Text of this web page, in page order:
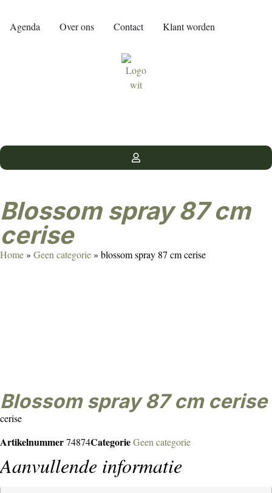
Agenda Over ons Contact Klant worden
blossom spray 87 cm
cerise
Home» Geen categorie» blossom spray 87 cm cerise
blossom spray 87 cm cerise
cerise
Artikelnummer74874CategorieGeen categorie
Aanvullende informatie